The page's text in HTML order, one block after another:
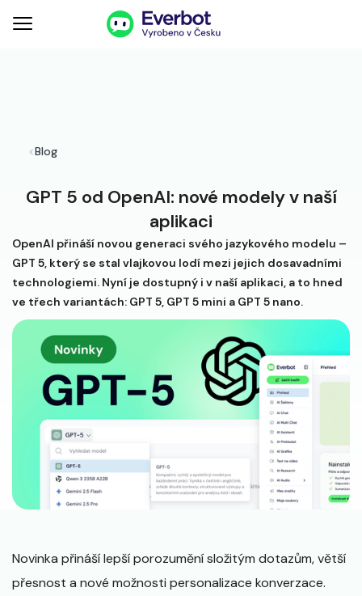
<Blog
GPT 5 od OpenAI: nové modely v naší
aplikaci
OpenAI přináší novou generaci svého jazykového modelu –
GPT 5, který se stal vlajkovou lodí mezi jejich dosavadními
technologiemi. Nyní je dostupný i v naší aplikaci, a to hned
ve třech variantách: GPT 5, GPT 5 mini a GPT 5 nano.
Novinka přináší lepší porozumění složitým dotazům, větší
přesnost a nové možnosti personalizace konverzace.